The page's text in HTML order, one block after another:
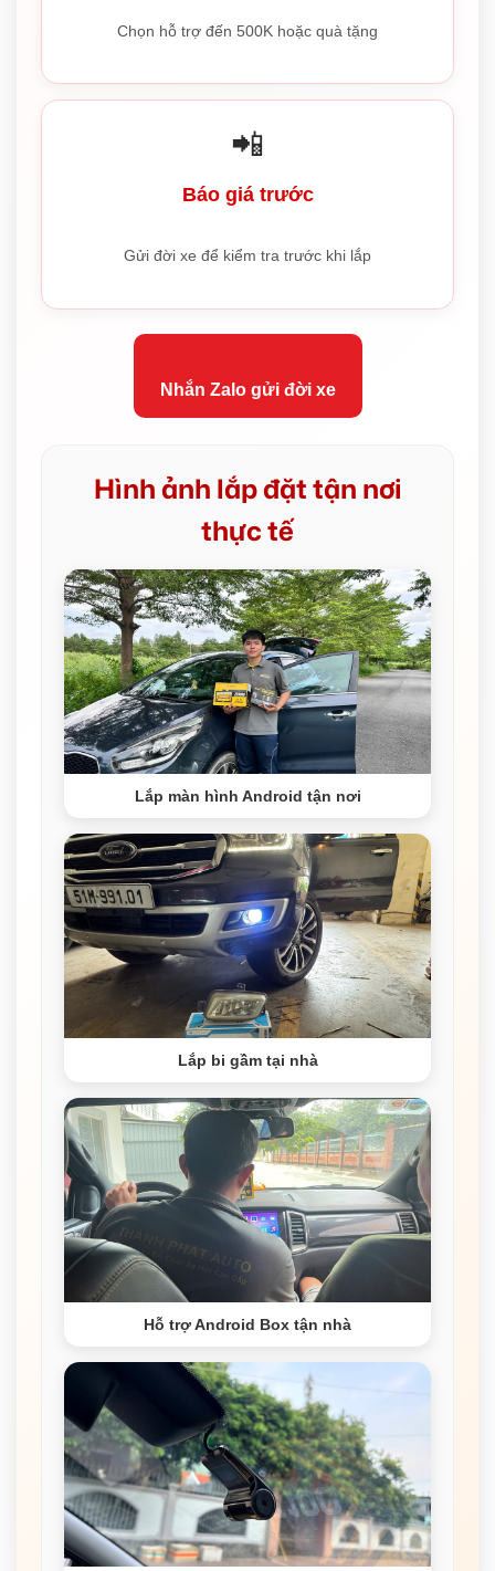
Chọn hỗ trợ đến 500K hoặc quà tặng
📲
Báo giá trước
Gửi đời xe để kiểm tra trước khi lắp
Nhắn Zalo gửi đời xe
Hình ảnh lắp đặt tận nơi
thực tế
Lắp màn hình Android tận nơi
Lắp bi gầm tại nhà
Hỗ trợ Android Box tận nhà